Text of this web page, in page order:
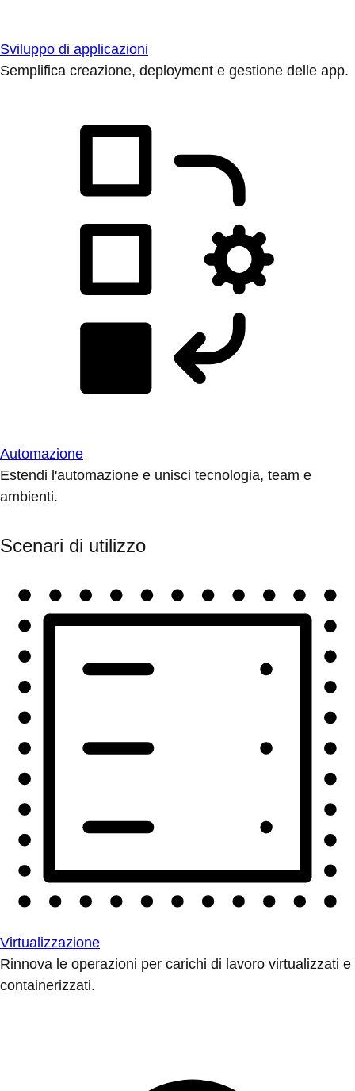
Sviluppo di applicazioni
Semplifica creazione, deployment e gestione delle app.
Automazione
Estendi l'automazione e unisci tecnologia, team e
ambienti.
Scenari di utilizzo
Virtualizzazione
Rinnova le operazioni per carichi di lavoro virtualizzati e
containerizzati.